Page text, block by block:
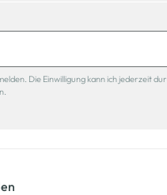
Die Einwilligung kann ich jederzeit